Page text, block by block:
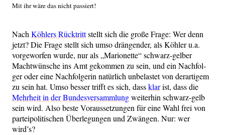
Mit ihr wäre das nicht passiert!
NachKöh­lers Rück­trittstellt sich die gro­ße Fra­ge: Wer denn
jetzt? Die Fra­ge stellt sich umso drän­gen­der, als Köh­ler u.a.
vor­ge­wor­fen wur­de, nur als „Mario­net­te“ schwarz-gel­ber
Macht­wün­sche ins Amt gekom­men zu sein, und ein Nach­fol­
ger oder eine Nach­fol­ge­rin natür­lich unbe­las­tet von der­ar­ti­gem
zu sein hat. Umso bes­ser trifft es sich, dassklarist, dass die
Mehr­heit in der Bun­des­ver­samm­lungwei­ter­hin schwarz-gelb
sein wird. Also bes­te Vor­aus­set­zun­gen für eine Wahl frei von
par­tei­po­li­ti­schen Über­le­gun­gen und Zwän­gen. Nur: wer
wird’s?